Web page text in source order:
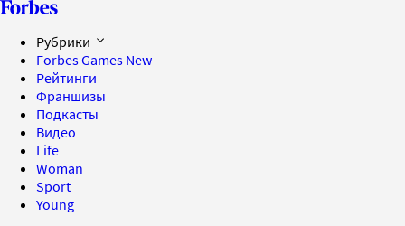
Рубрики
Forbes Games New
Рейтинги
Франшизы
Подкасты
Видео
Life
Woman
Sport
Young